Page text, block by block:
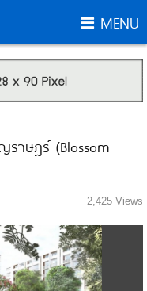
MENU
าษฎร์ (Blossom
2,425 Views